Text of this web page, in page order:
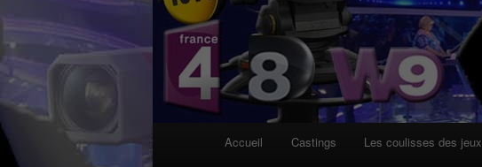
Accueil Castings Les coulisses des jeux